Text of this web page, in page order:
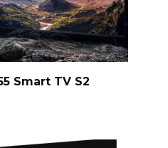
Smart TV S2